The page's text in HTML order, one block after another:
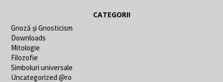
CATEGORII
Gnoză și Gnosticism
Downloads
Mitologie
Filozofie
Simboluri universale
Uncategorized @ro